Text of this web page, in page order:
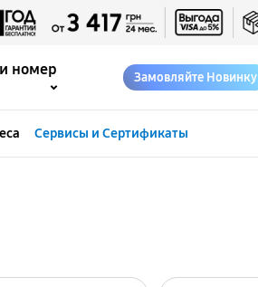
номер Замовляйте Новинку
Сервисы и Сертификаты